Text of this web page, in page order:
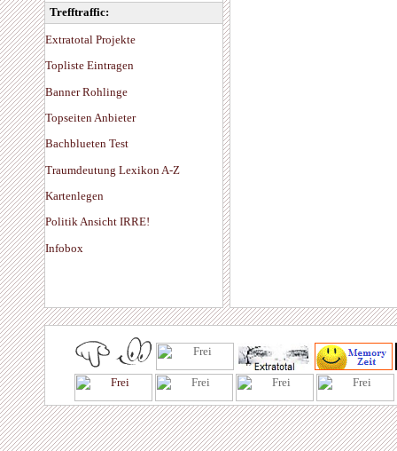
Trefftraffic:
Extratotal Projekte
Topliste Eintragen
Banner Rohlinge
Topseiten Anbieter
Bachblueten Test
Traumdeutung Lexikon A-Z
Kartenlegen
Politik Ansicht IRRE!
Infobox